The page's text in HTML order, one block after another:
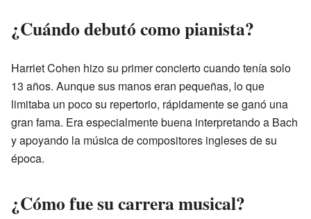
¿Cuándo debutó como pianista?
Harriet Cohen hizo su primer concierto cuando tenía solo
13 años. Aunque sus manos eran pequeñas, lo que
limitaba un poco su repertorio, rápidamente se ganó una
gran fama. Era especialmente buena interpretando a Bach
y apoyando la música de compositores ingleses de su
época.
¿Cómo fue su carrera musical?